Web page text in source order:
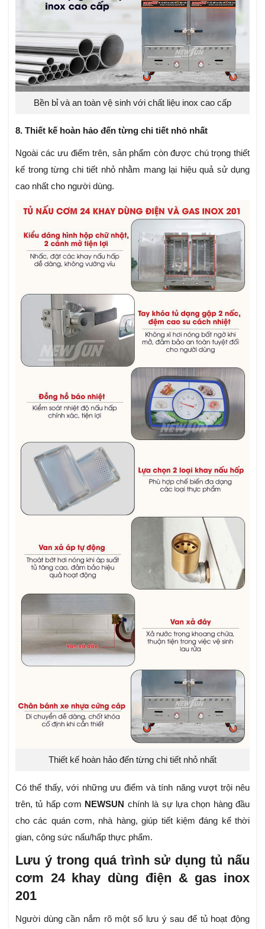
Bền bỉ và an toàn vệ sinh với chất liệu inox cao cấp
8. Thiết kế hoàn hảo đến từng chi tiết nhỏ nhất
Ngoài các ưu điểm trên, sản phẩm còn được chú trọng thiết
kế trong từng chi tiết nhỏ nhằm mang lại hiệu quả sử dụng
cao nhất cho người dùng.
Thiết kế hoàn hảo đến từng chi tiết nhỏ nhất
Có thể thấy, với những ưu điểm và tính năng vượt trội nêu
trên, tủ hấp cơm NEWSUN chính là sự lựa chọn hàng đầu
cho các quán cơm, nhà hàng, giúp tiết kiệm đáng kể thời
gian, công sức nấu/hấp thực phẩm.
Lưu ý trong quá trình sử dụng tủ nấu
cơm 24 khay dùng điện & gas inox
201
Người dùng cần nắm rõ một số lưu ý sau để tủ hoạt động